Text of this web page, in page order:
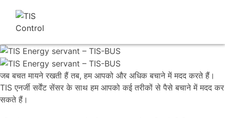
जब बचत मायने रखती हैं तब, हम आपको और अधिक बचाने में मदद करते हैं।
TIS एनर्जी सर्वेंट सेंसर के साथ हम आपको कई तरीकों से पैसे बचाने में मदद कर
सकते हैं।